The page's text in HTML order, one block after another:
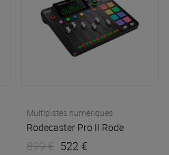
Multipistes numériques
Rodecaster Pro II Rode
899 € 522 €